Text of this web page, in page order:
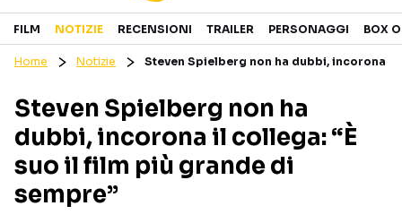
Cinema
GENERI
PERSONAGGI
CANALI STREAMING
Categorie
FILM NOTIZIE RECENSIONI TRAILER PERSONAGGI BOX
Home Notizie Steven Spielberg non ha dubbi, incorona il
Steven Spielberg non ha
dubbi, incorona il collega: “È
suo il film più grande di
sempre”